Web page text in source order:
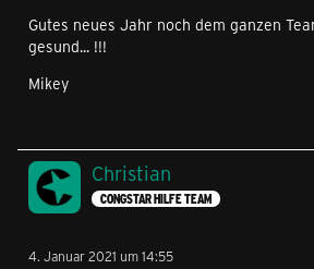
Gutes neues Jahr noch dem ganzen
gesund... !!!
Mikey
Christian
CONGSTAR HILFE TEAM
4. Januar 2021 um 14:55